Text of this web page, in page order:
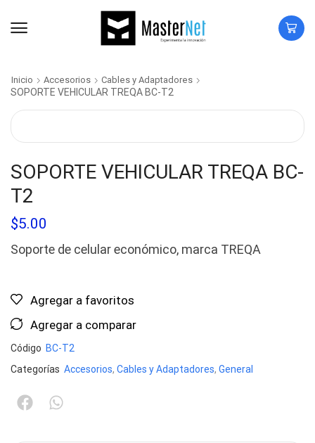
Inicio Accesorios Cables y Adaptadores
SOPORTE VEHICULAR TREQA BC-T2
SOPORTE VEHICULAR TREQA BC-
T2
$5.00
Soporte de celular económico, marca TREQA
Agregar a favoritos
Agregar a comparar
Código BC-T2
Categorías Accesorios, Cables y Adaptadores, General